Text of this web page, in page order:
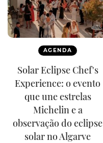
AGENDA
Solar Eclipse Chef's
Experience: o evento
que une estrelas
Michelin e a
observação do eclipse
solar no Algarve